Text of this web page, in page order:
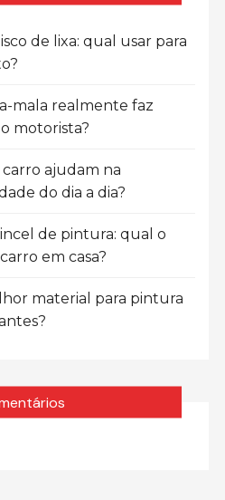
de lixa: qual usar para
mala realmente faz
motorista?
ajudam na
do dia a dia?
de pintura: qual o
em casa?
material para pintura